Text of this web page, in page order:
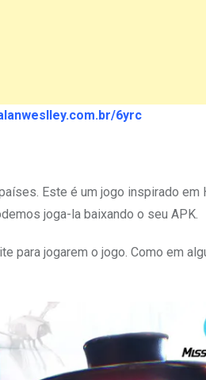
6yrc
Este é um jogo inspirado em
joga-la baixando o seu APK.
para jogarem o jogo. Como em